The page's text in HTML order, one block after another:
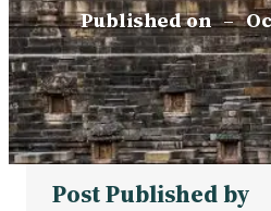
Published on –
Post Published by